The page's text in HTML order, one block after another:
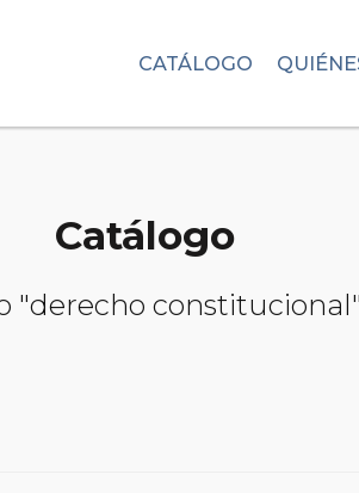
CATÁLOGO
Catálogo
"derecho constitucional"